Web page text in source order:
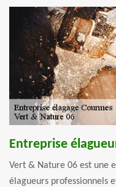
Entreprise
Vert & Nature 06 est une
élagueurs professionnels